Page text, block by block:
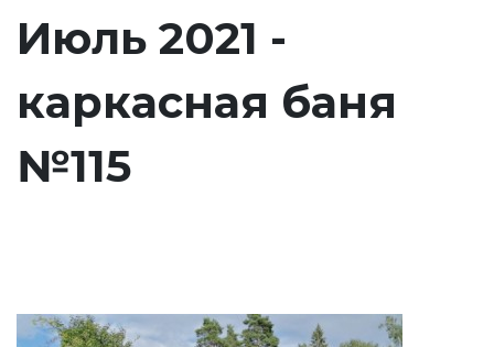
Июль 2021 -
каркасная баня
№115